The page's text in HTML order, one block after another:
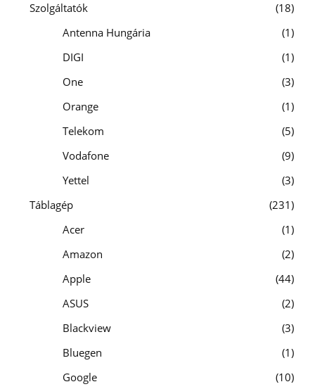
Szolgáltatók
18
Antenna Hungária
1
DIGI
1
One
3
Orange
1
Telekom
5
Vodafone
9
Yettel
3
Táblagép
231
Acer
1
Amazon
2
Apple
44
ASUS
2
Blackview
3
Bluegen
1
Google
10